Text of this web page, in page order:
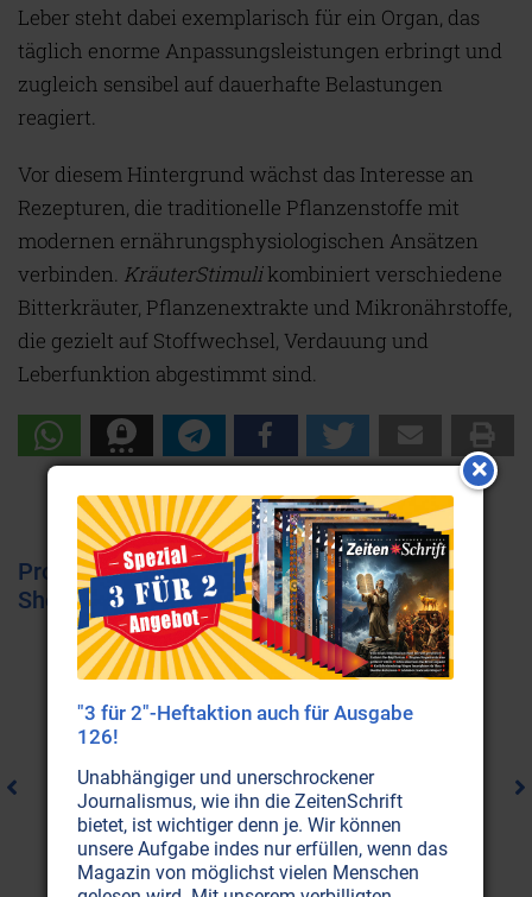
Leber steht dabei exemplarisch für ein Organ, das
täglich enorme Anpassungsleistungen erbringt und
zugleich sensibel auf dauerhafte Belastungen
reagiert.
Vor diesem Hintergrund wächst das Interesse an
Rezepturen, die traditionelle Pflanzenstoffe mit
modernen ernährungsphysiologischen Ansätzen
verbinden. KräuterStimulikombiniert verschiedene
Bitterkräuter, Pflanzenextrakte und Mikronährstoffe,
die gezielt auf Stoffwechsel, Verdauung und
Leberfunktion abgestimmt sind.
Produktempfehlungen aus unserem Online-
Shop
"3 für 2"-Heftaktion auch für Ausgabe
126!
Unabhängiger und unerschrockener
Journalismus, wie ihn die ZeitenSchrift
bietet, ist wichtiger denn je. Wir können
unsere Aufgabe indes nur erfüllen, wenn das
Magazin von möglichst vielen Menschen